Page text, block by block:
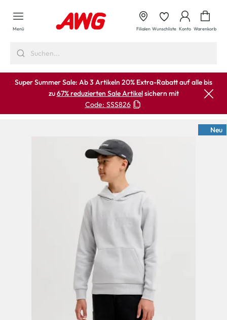
springen
Menü Filialen Wunschliste Konto Warenkorb
Super Summer Sale: Ab 3 Artikeln 20% Extra-Rabatt auf alle bis
zu67% reduzierten Sale Artikelsichern mit
Code: SSS826
Neu